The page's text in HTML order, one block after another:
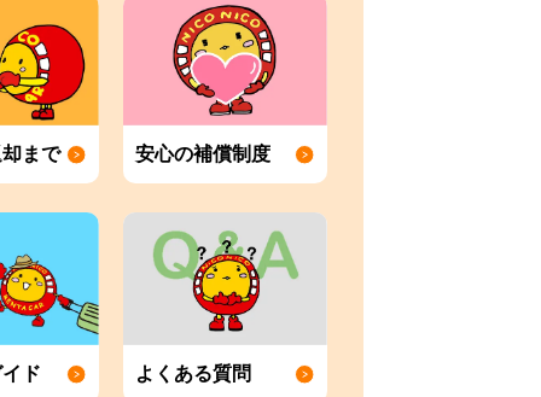
まで 安心の補償制度
ド よくある質問